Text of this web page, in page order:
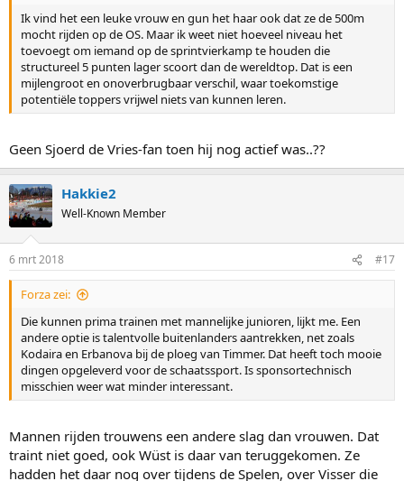
Ik vind het een leuke vrouw en gun het haar ook dat ze de 500m
mocht rijden op de OS. Maar ik weet niet hoeveel niveau het
toevoegt om iemand op de sprintvierkamp te houden die
structureel 5 punten lager scoort dan de wereldtop. Dat is een
mijlengroot en onoverbrugbaar verschil, waar toekomstige
potentiële toppers vrijwel niets van kunnen leren.
Geen Sjoerd de Vries-fan toen hij nog actief was..??
Hakkie2
Well-Known Member
6 mrt 2018 #17
Forza zei:
Die kunnen prima trainen met mannelijke junioren, lijkt me. Een
andere optie is talentvolle buitenlanders aantrekken, net zoals
Kodaira en Erbanova bij de ploeg van Timmer. Dat heeft toch mooie
dingen opgeleverd voor de schaatssport. Is sponsortechnisch
misschien weer wat minder interessant.
Mannen rijden trouwens een andere slag dan vrouwen. Dat
traint niet goed, ook Wüst is daar van teruggekomen. Ze
hadden het daar nog over tijdens de Spelen, over Visser die